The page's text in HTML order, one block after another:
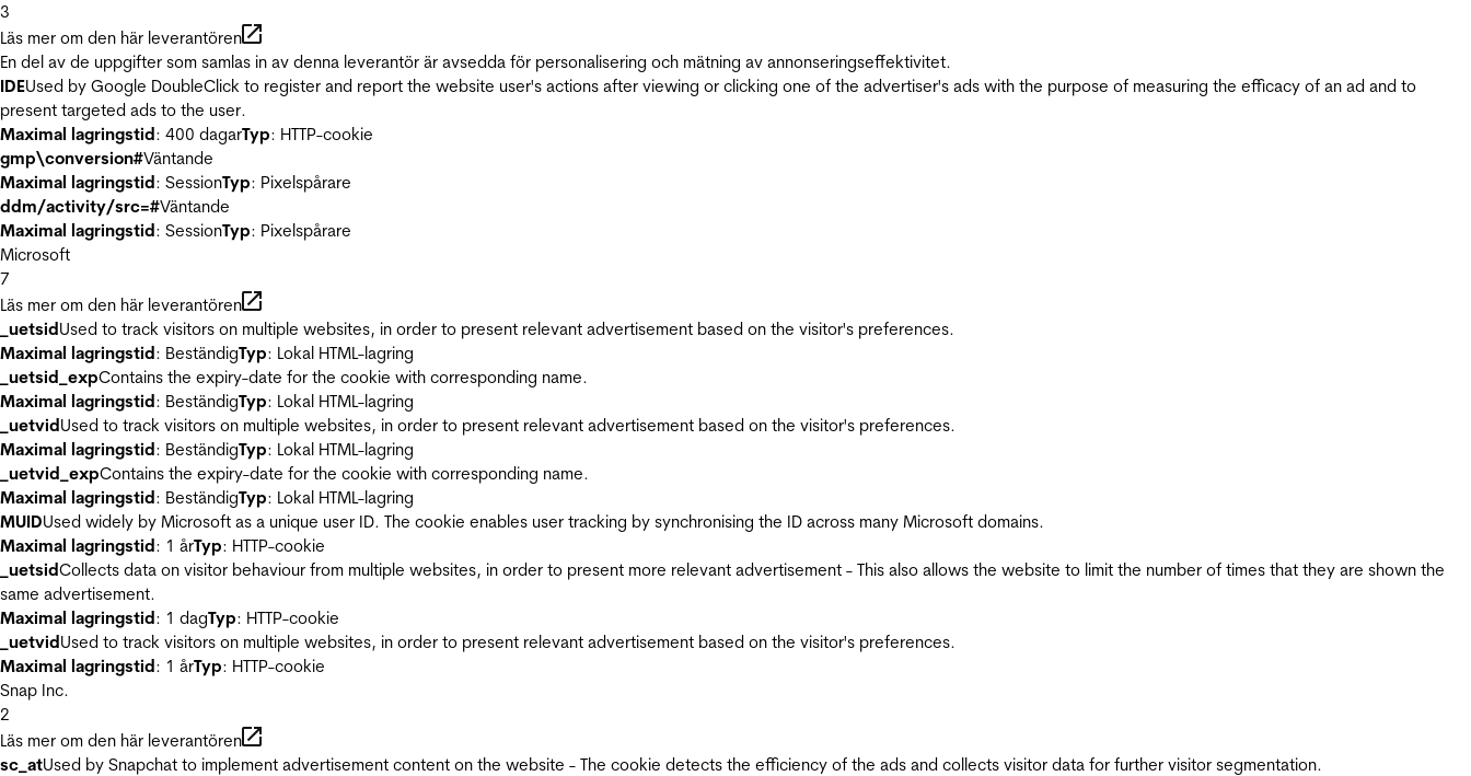
3
Läs mer om den här leverantören
En del av de uppgifter som samlas in av denna leverantör är avsedda för personalisering och mätning av annonseringseffektivitet.
IDEUsed by Google DoubleClick to register and report the website user's actions after viewing or clicking one of the advertiser's ads with the purpose of measuring the efficacy of an ad and to
present targeted ads to the user.
Maximal lagringstid: 400 dagarTyp: HTTP-cookie
gmp\conversion#Väntande
Maximal lagringstid: SessionTyp: Pixelspårare
ddm/activity/src=#Väntande
Maximal lagringstid: SessionTyp: Pixelspårare
Microsoft
7
Läs mer om den här leverantören
_uetsidUsed to track visitors on multiple websites, in order to present relevant advertisement based on the visitor's preferences.
Maximal lagringstid: BeständigTyp: Lokal HTML-lagring
_uetsid_expContains the expiry-date for the cookie with corresponding name.
Maximal lagringstid: BeständigTyp: Lokal HTML-lagring
_uetvidUsed to track visitors on multiple websites, in order to present relevant advertisement based on the visitor's preferences.
Maximal lagringstid: BeständigTyp: Lokal HTML-lagring
_uetvid_expContains the expiry-date for the cookie with corresponding name.
Maximal lagringstid: BeständigTyp: Lokal HTML-lagring
MUIDUsed widely by Microsoft as a unique user ID. The cookie enables user tracking by synchronising the ID across many Microsoft domains.
Maximal lagringstid: 1 årTyp: HTTP-cookie
_uetsidCollects data on visitor behaviour from multiple websites, in order to present more relevant advertisement - This also allows the website to limit the number of times that they are shown the
same advertisement.
Maximal lagringstid: 1 dagTyp: HTTP-cookie
_uetvidUsed to track visitors on multiple websites, in order to present relevant advertisement based on the visitor's preferences.
Maximal lagringstid: 1 årTyp: HTTP-cookie
Snap Inc.
2
Läs mer om den här leverantören
sc_atUsed by Snapchat to implement advertisement content on the website - The cookie detects the efficiency of the ads and collects visitor data for further visitor segmentation.